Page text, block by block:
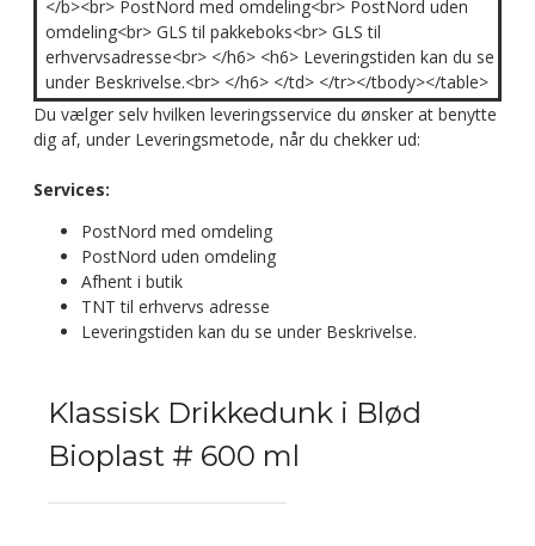
</b><br> PostNord med omdeling<br> PostNord uden
omdeling<br> GLS til pakkeboks<br> GLS til
erhvervsadresse<br> </h6> <h6> Leveringstiden kan du se
under Beskrivelse.<br> </h6> </td> </tr></tbody></table>
Du vælger selv hvilken leveringsservice du ønsker at benytte
dig af, under Leveringsmetode, når du chekker ud:
Services:
PostNord med omdeling
PostNord uden omdeling
Afhent i butik
TNT til erhvervs adresse
Leveringstiden kan du se under Beskrivelse.
Klassisk Drikkedunk i Blød
Bioplast # 600 ml